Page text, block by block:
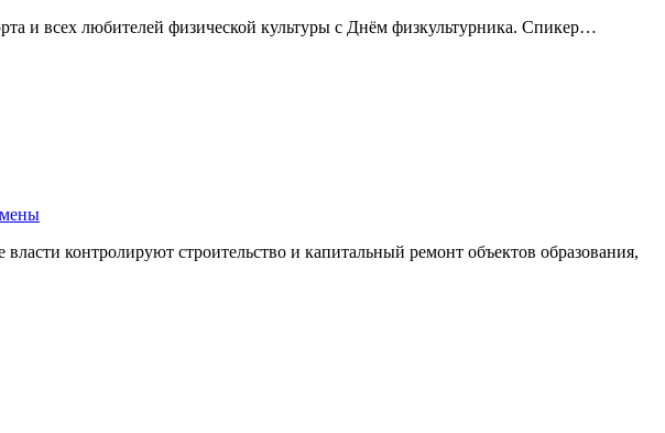
и всех любителей физической культуры с Днём физкультурника. Спикер…
контролируют строительство и капитальный ремонт объектов образования,